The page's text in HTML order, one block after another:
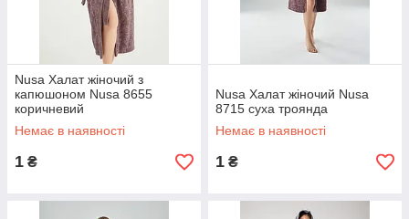
Nusa Халат жіночий з
капюшоном Nusa 8655
коричневий
Немає в наявності
1 ₴
Nusa Халат жіночий Nusa
8715 суха троянда
Немає в наявності
1 ₴